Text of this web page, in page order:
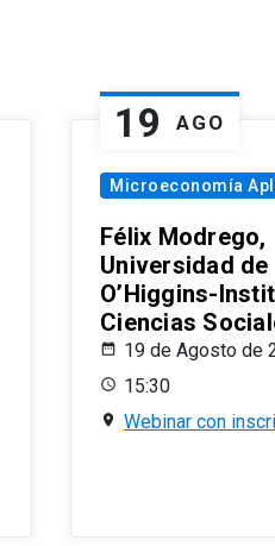
19 AGO
Microeconomía
Félix Modrego,
Universidad de
O’Higgins-
Ciencias
19 de Agosto de
15:30
Webinar con